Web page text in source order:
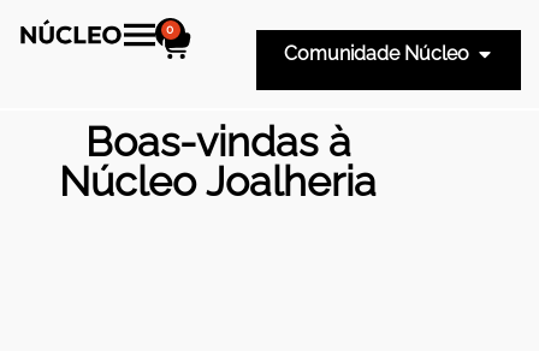
0
Comunidade Núcleo
Edital de
Convocatória